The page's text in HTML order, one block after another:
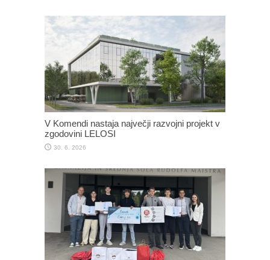
V Komendi nastaja največji razvojni projekt v
zgodovini LELOSI
30. 6. 2026